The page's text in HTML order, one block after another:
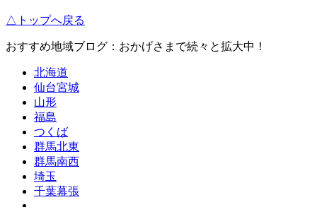
△トップへ戻る
おすすめ地域ブログ：おかげさまで続々と拡大中！
北海道
仙台宮城
山形
福島
つくば
群馬北東
群馬南西
埼玉
千葉幕張